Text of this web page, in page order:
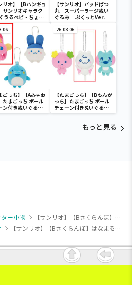
リオ】【Bハンギョ
サンリオキャラク
うるベビ・ちょい
ール
【サンリオ】バッドばつ
丸 スーパーラージぬい
ぐるみ ぷくっとVer.
ごっち】【Aみゃお
たまごっち ボール
ン付きぬいぐるみ
26.08.06
【たまごっち】【Bもんが
っち】たまごっち ボール
チェーン付きぬいぐるみ
～Tamagotchi
もっと見る
ー小物
【サンリオ】【Bさくらんぼ】はなまるおばけ おやつマスコット
【サンリオ】【Bさくらんぼ】はなまるおばけ おやつマスコット